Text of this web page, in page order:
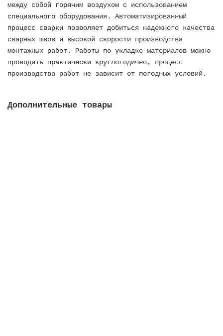
между собой горячим воздухом с использованием
специального оборудования. Автоматизированный
процесс сварки позволяет добиться надежного качества
сварных швов и высокой скорости производства
монтажных работ. Работы по укладке материалов можно
проводить практически круглогодично, процесс
производства работ не зависит от погодных условий.
Дополнительные товары